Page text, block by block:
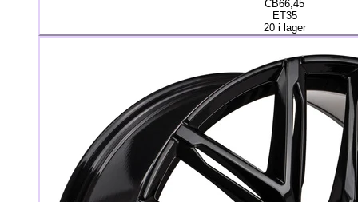
CB66,45
ET35
20 i lager